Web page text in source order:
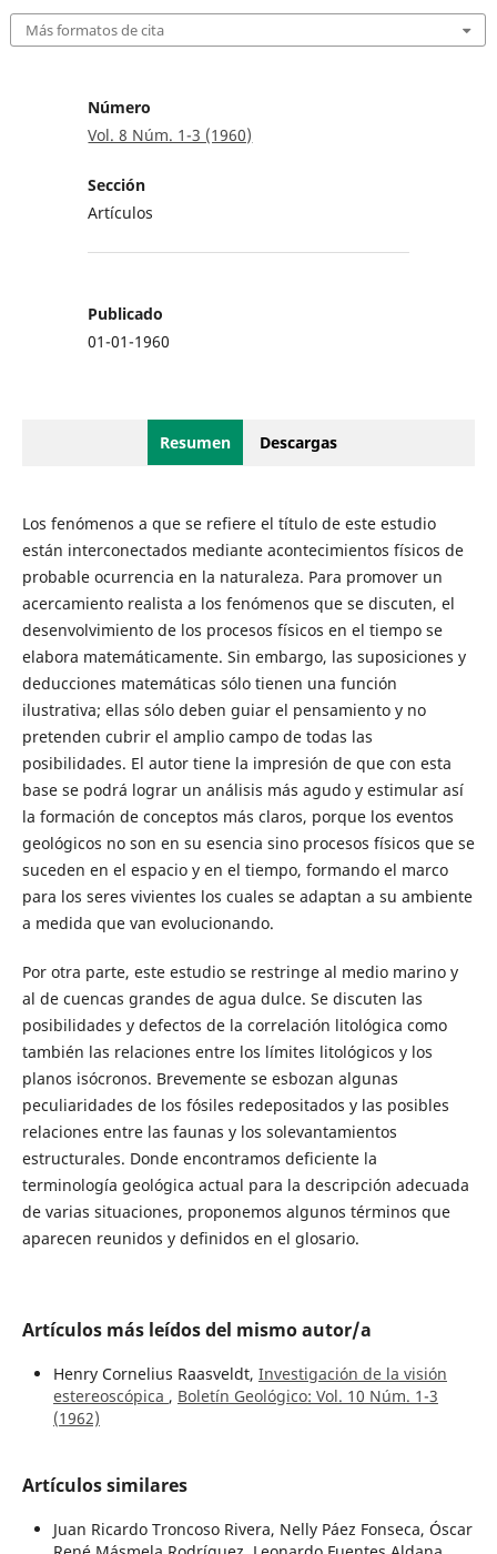
Más formatos de cita
Número
Vol. 8 Núm. 1-3 (1960)
Sección
Artículos
Publicado
01-01-1960
Resumen Descargas
Los fenómenos a que se refiere el título de este estudio
están interconectados mediante acontecimientos físicos de
probable ocurrencia en la naturaleza. Para promover un
acercamiento realista a los fenómenos que se discuten, el
desenvolvimiento de los procesos físicos en el tiempo se
elabora matemáticamente. Sin embargo, las suposiciones y
deducciones matemáticas sólo tienen una función
ilustrativa; ellas sólo deben guiar el pensamiento y no
pretenden cubrir el amplio campo de todas las
posibilidades. El autor tiene la impresión de que con esta
base se podrá lograr un análisis más agudo y estimular así
la formación de conceptos más claros, porque los eventos
geológicos no son en su esencia sino procesos físicos que se
suceden en el espacio y en el tiempo, formando el marco
para los seres vivientes los cuales se adaptan a su ambiente
a medida que van evolucionando.
Por otra parte, este estudio se restringe al medio marino y
al de cuencas grandes de agua dulce. Se discuten las
posibilidades y defectos de la correlación litológica como
también las relaciones entre los límites litológicos y los
planos isócronos. Brevemente se esbozan algunas
peculiaridades de los fósiles redepositados y las posibles
relaciones entre las faunas y los solevantamientos
estructurales. Donde encontramos deficiente la
terminología geológica actual para la descripción adecuada
de varias situaciones, proponemos algunos términos que
aparecen reunidos y definidos en el glosario.
Artículos más leídos del mismo autor/a
Henry Cornelius Raasveldt, Investigación de la visión
estereoscópica , Boletín Geológico: Vol. 10 Núm. 1-3
(1962)
Artículos similares
Juan Ricardo Troncoso Rivera, Nelly Páez Fonseca, Óscar